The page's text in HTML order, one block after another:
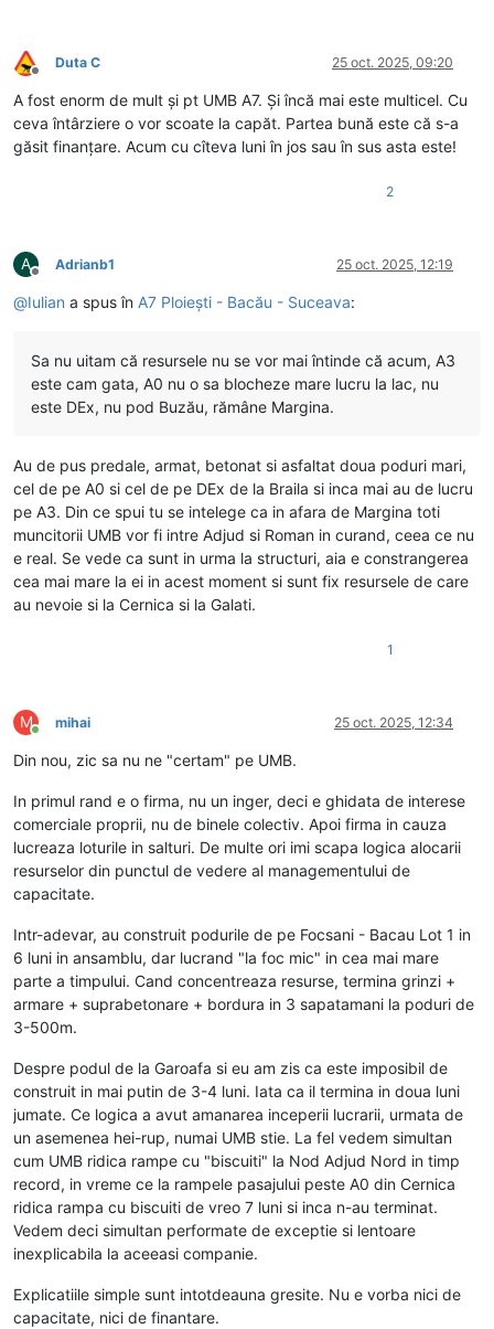
Deconectat
Duta C 25 oct. 2025, 09:20
A fost enorm de mult și pt UMB A7. Și încă mai este multicel. Cu
ceva întârziere o vor scoate la capăt. Partea bună este că s-a
găsit finanțare. Acum cu cîteva luni în jos sau în sus asta este!
2
A
Deconectat
Adrianb1 25 oct. 2025, 12:19
@Iulian a spus în A7 Ploiești - Bacău - Suceava:
Sa nu uitam că resursele nu se vor mai întinde că acum, A3
este cam gata, A0 nu o sa blocheze mare lucru la lac, nu
este DEx, nu pod Buzău, rămâne Margina.
Au de pus predale, armat, betonat si asfaltat doua poduri mari,
cel de pe A0 si cel de pe DEx de la Braila si inca mai au de lucru
pe A3. Din ce spui tu se intelege ca in afara de Margina toti
muncitorii UMB vor fi intre Adjud si Roman in curand, ceea ce nu
e real. Se vede ca sunt in urma la structuri, aia e constrangerea
cea mai mare la ei in acest moment si sunt fix resursele de care
au nevoie si la Cernica si la Galati.
1
M
Conectat
mihai 25 oct. 2025, 12:34
Din nou, zic sa nu ne "certam" pe UMB.
In primul rand e o firma, nu un inger, deci e ghidata de interese
comerciale proprii, nu de binele colectiv. Apoi firma in cauza
lucreaza loturile in salturi. De multe ori imi scapa logica alocarii
resurselor din punctul de vedere al managementului de
capacitate.
Intr-adevar, au construit podurile de pe Focsani - Bacau Lot 1 in
6 luni in ansamblu, dar lucrand "la foc mic" in cea mai mare
parte a timpului. Cand concentreaza resurse, termina grinzi +
armare + suprabetonare + bordura in 3 sapatamani la poduri de
3-500m.
Despre podul de la Garoafa si eu am zis ca este imposibil de
construit in mai putin de 3-4 luni. Iata ca il termina in doua luni
jumate. Ce logica a avut amanarea inceperii lucrarii, urmata de
un asemenea hei-rup, numai UMB stie. La fel vedem simultan
cum UMB ridica rampe cu "biscuiti" la Nod Adjud Nord in timp
record, in vreme ce la rampele pasajului peste A0 din Cernica
ridica rampa cu biscuiti de vreo 7 luni si inca n-au terminat.
Vedem deci simultan performate de exceptie si lentoare
inexplicabila la aceeasi companie.
Explicatiile simple sunt intotdeauna gresite. Nu e vorba nici de
capacitate, nici de finantare.